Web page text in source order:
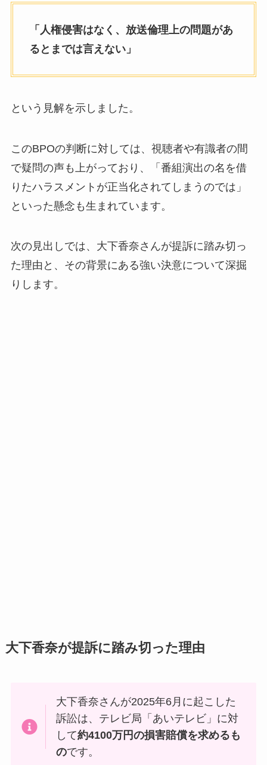
「人権侵害はなく、放送倫理上の問題があ
るとまでは言えない」
という見解を示しました。
このBPOの判断に対しては、視聴者や有識者の間
で疑問の声も上がっており、「番組演出の名を借
りたハラスメントが正当化されてしまうのでは」
といった懸念も生まれています。
次の見出しでは、大下香奈さんが提訴に踏み切っ
た理由と、その背景にある強い決意について深掘
りします。
大下香奈が提訴に踏み切った理由
大下香奈さんが2025年6月に起こした
訴訟は、テレビ局「あいテレビ」に対
して約4100万円の損害賠償を求めるも
のです。